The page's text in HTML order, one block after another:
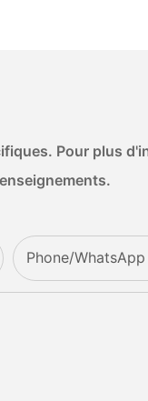
Pour plus
Phone/whatsApp